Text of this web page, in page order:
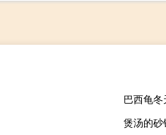
巴西龟
煲汤的